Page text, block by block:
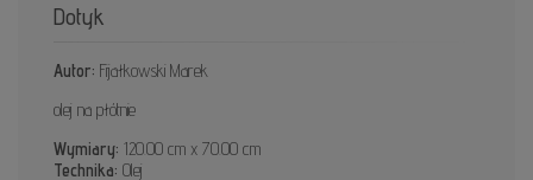
Dotyk
Autor: Fijałkowski Marek
olej na płótnie
Wymiary: 120.00 cm x 70.00 cm
Technika: Olej